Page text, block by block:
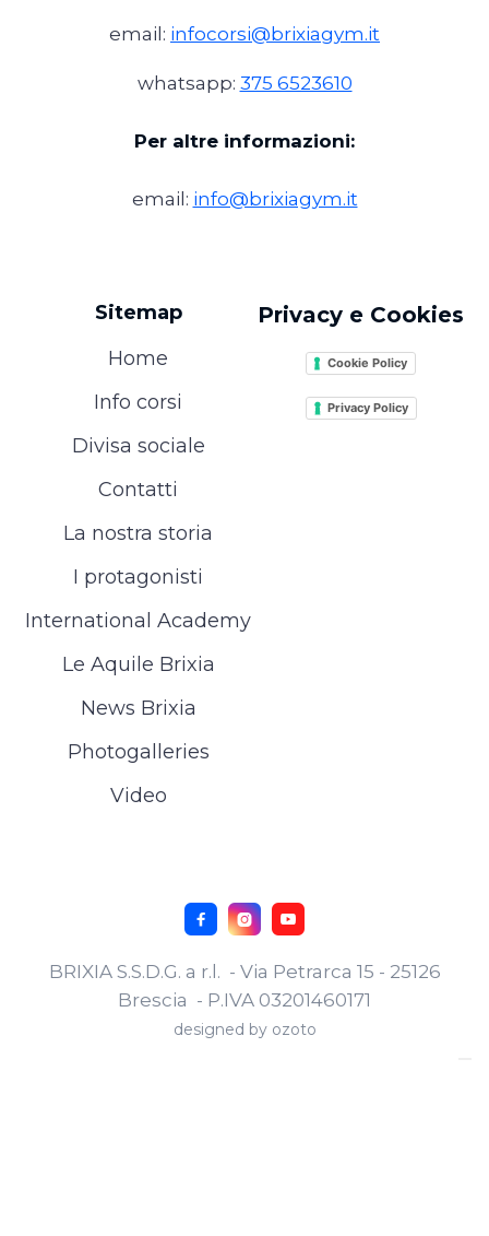
email: infocorsi@brixiagym.it
whatsapp: 375 6523610
Per altre informazioni:
email: info@brixiagym.it
Sitemap
Home
Info corsi
Divisa sociale
Contatti
La nostra storia
I protagonisti
International Academy
Le Aquile Brixia
News Brixia
Photogalleries
Video
Privacy e Cookies
Cookie Policy
Privacy Policy
BRIXIA S.S.D.G. a r.l. - Via Petrarca 15 - 25126
Brescia - P.IVA 03201460171
designed by ozoto
  